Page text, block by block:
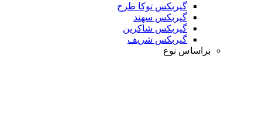
گیربکس توکا طرح
گیربکس سهند
گیربکس شاکرین
گیربکس شریف
براساس نوع